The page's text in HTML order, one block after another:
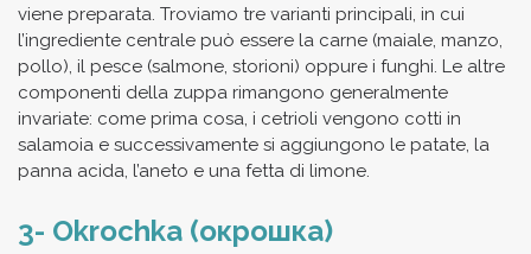
viene preparata. Troviamo tre varianti principali, in cui
l’ingrediente centrale può essere la carne (maiale, manzo,
pollo), il pesce (salmone, storioni) oppure i funghi. Le altre
componenti della zuppa rimangono generalmente
invariate: come prima cosa, i cetrioli vengono cotti in
salamoia e successivamente si aggiungono le patate, la
panna acida, l’aneto e una fetta di limone.
3- Okrochka (окрошка)